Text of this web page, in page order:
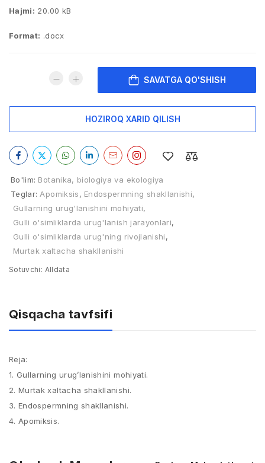
Hajmi: 20.00 kB
Format: .docx
SAVATGA QO'SHISH
HOZIROQ XARID QILISH
Bo'lim: Botanika, biologiya va ekologiya
Teglar: Apomiksis, Endospermning shakllanishi,
Gullarning urug'lanishini mohiyati,
Gulli о'simliklarda urug'lanish jarayonlari,
Gulli о'simliklarda urug'ning rivojlanishi,
Murtak xaltacha shakllanishi
Sotuvchi: Alldata
Qisqacha tavfsifi
Reja:
1. Gullarning urug’lanishini mohiyati.
2. Murtak xaltacha shakllanishi.
3. Endospermning shakllanishi.
4. Apomiksis.